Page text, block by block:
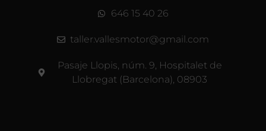
646 15 40 26
taller.vallesmotor@gmail.com
Pasaje Llopis, núm. 9, Hospitalet de
Llobregat (Barcelona), 08903